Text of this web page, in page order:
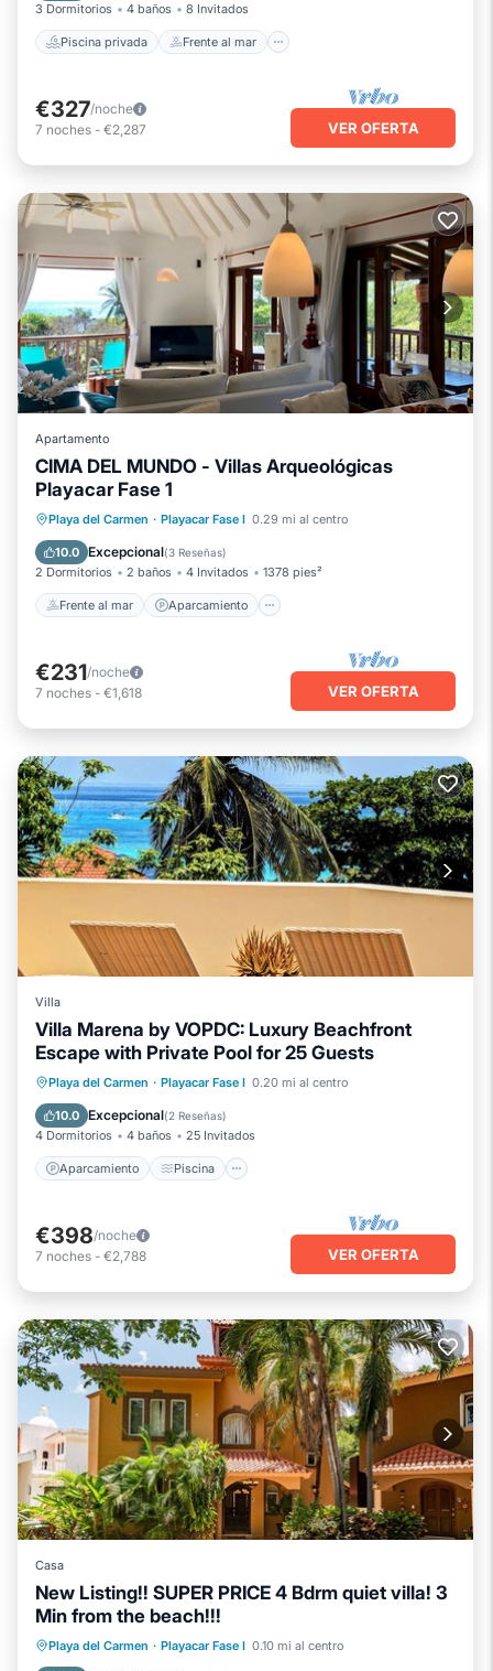
3 Dormitorios 4 baños 8 Invitados
Piscina privada Frente al mar
€327/noche
7 noches - €2,287 VER OFERTA
Apartamento
CIMA DEL MUNDO - Villas Arqueológicas
Playacar Fase 1
Playa del Carmen · Playacar Fase I 0.29 mi al centro
10.0 Excepcional(3 Reseñas)
2 Dormitorios 2 baños 4 Invitados 1378 pies²
Frente al mar Aparcamiento
Frente al mar Aparcamiento
Piscina
Vista al mar
€231/noche
7 noches - €1,618 VER OFERTA
Villa
Villa Marena by VOPDC: Luxury Beachfront
Escape with Private Pool for 25 Guests
Playa del Carmen · Playacar Fase I 0.20 mi al centro
10.0 Excepcional(2 Reseñas)
4 Dormitorios 4 baños 25 Invitados
Aparcamiento Piscina
Aparcamiento Piscina
Vista al mar
Balcón/Terraza
€398/noche
7 noches - €2,788 VER OFERTA
Casa
New Listing!! SUPER PRICE 4 Bdrm quiet villa! 3
Min from the beach!!!
Playa del Carmen · Playacar Fase I 0.10 mi al centro
Frente al mar
Bañera de hidromasaje